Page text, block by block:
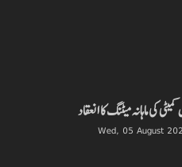
کی ماہانہ میٹنگ کا انعقاد
Wed, 05 August